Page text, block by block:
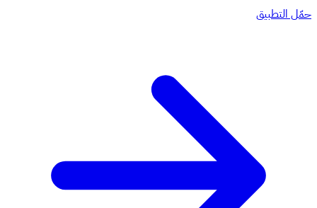
حمّل التطبيق